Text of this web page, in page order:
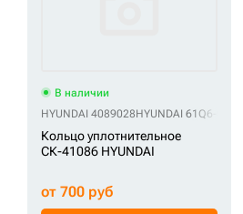
В наличии
HYUNDAI 4089028HYUNDAI 61Q6-06510
Кольцо уплотнительное
СК-41086 HYUNDAI
от 700 руб